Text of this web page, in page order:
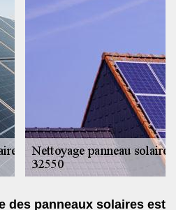
des panneaux solaires est